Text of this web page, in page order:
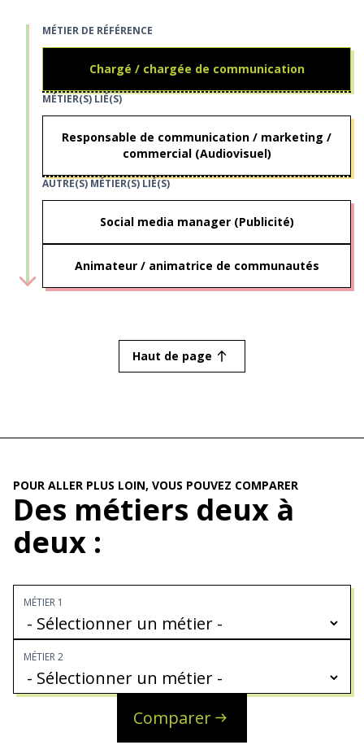
Chargé / chargée de communication
MÉTIER DE RÉFÉRENCE
Responsable de communication / marketing /
commercial (Audiovisuel)
MÉTIER(S) LIÉ(S)
Social media manager (Publicité)
Animateur / animatrice de communautés
AUTRE(S) MÉTIER(S) LIÉ(S)
Haut de page
POUR ALLER PLUS LOIN, VOUS POUVEZ COMPARER
Des métiers deux à
deux :
MÉTIER 1
MÉTIER 2
Comparer